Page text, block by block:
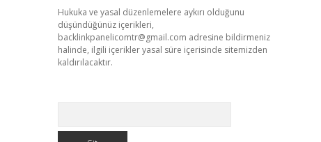
Hukuka ve yasal düzenlemelere aykırı olduğunu
düşündüğünüz içerikleri,
backlinkpanelicomtr@gmail.com adresine bildirmeniz
halinde, ilgili içerikler yasal süre içerisinde sitemizden
kaldırılacaktır.